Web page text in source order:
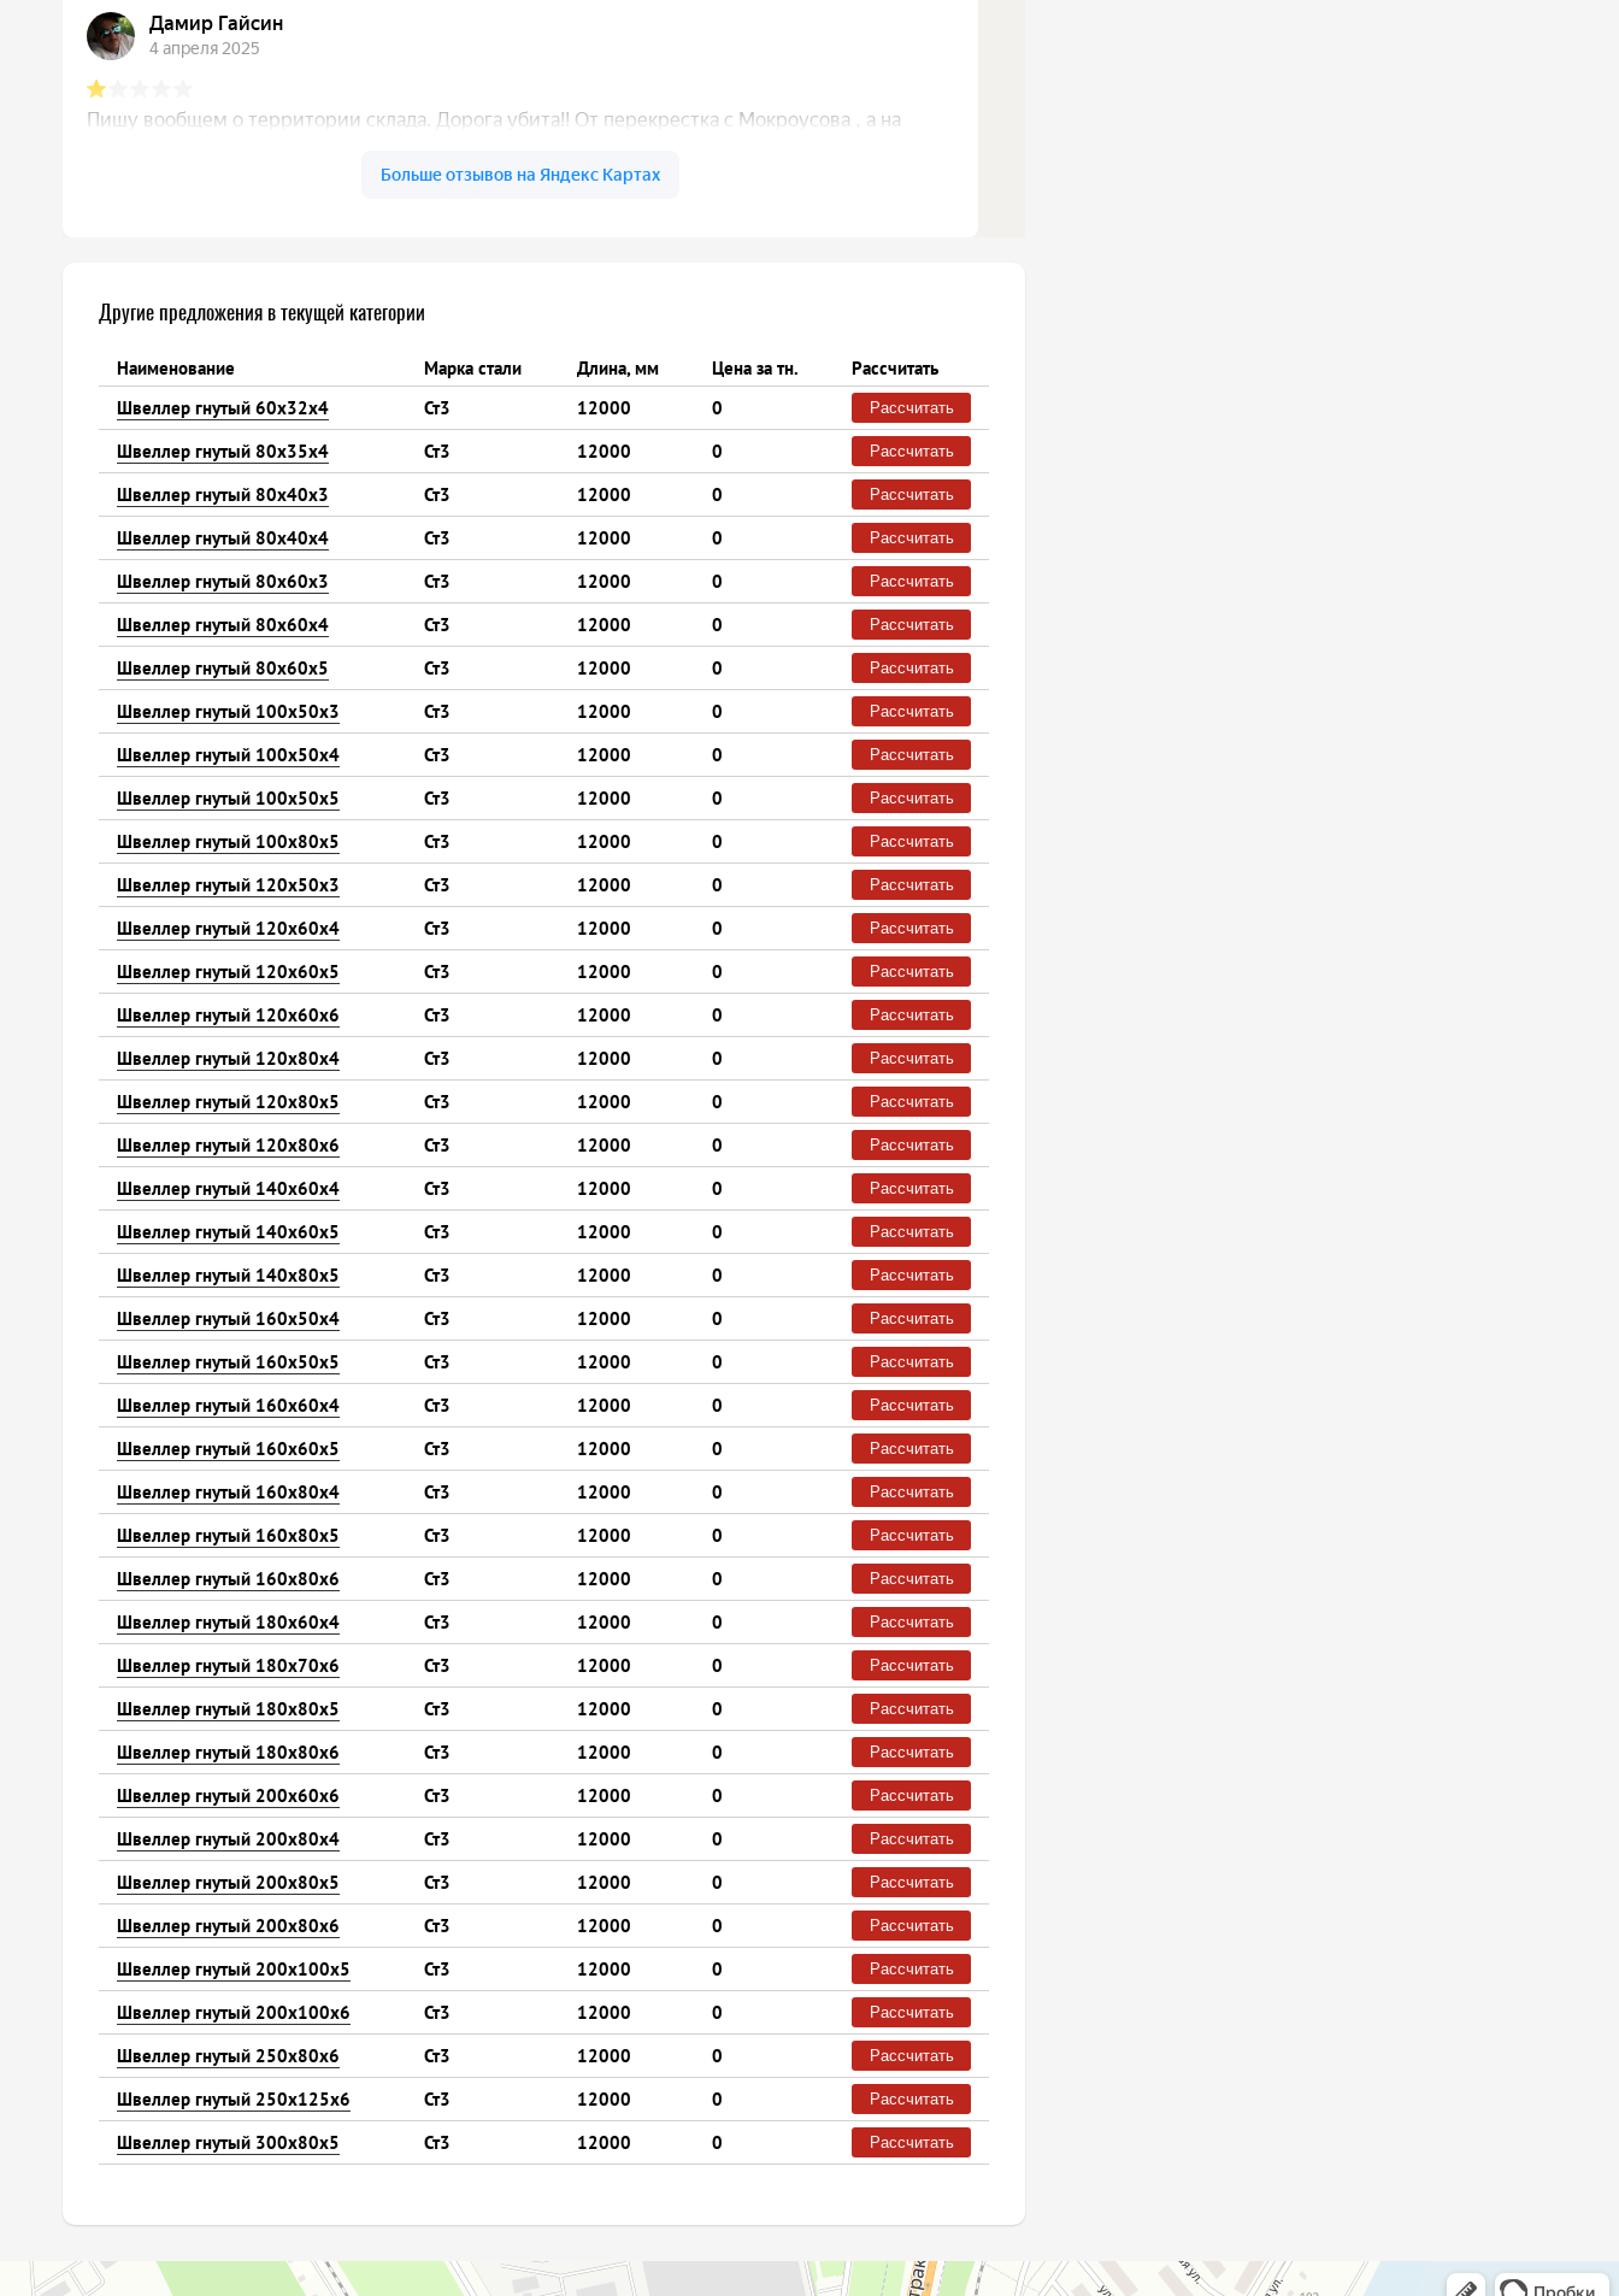
Другие предложения в текущей категории
Наименование Марка стали Длина, мм Цена за тн.
Рассчитать
Швеллер гнутый 60х32х4
Ст3 12000 0 Рассчитать
Швеллер гнутый 80х35х4 Ст3 12000 0 Рассчитать
Швеллер гнутый 80х40х3 Ст3 12000 0 Рассчитать
Швеллер гнутый 80х40х4 Ст3 12000 0 Рассчитать
Швеллер гнутый 80х60х3 Ст3 12000 0 Рассчитать
Швеллер гнутый 80х60х4 Ст3 12000 0 Рассчитать
Швеллер гнутый 80х60х5 Ст3 12000 0 Рассчитать
Швеллер гнутый 100х50х3 Ст3 12000 0 Рассчитать
Швеллер гнутый 100х50х4 Ст3 12000 0 Рассчитать
Швеллер гнутый 100х50х5 Ст3 12000 0 Рассчитать
Швеллер гнутый 100х80х5 Ст3 12000 0 Рассчитать
Швеллер гнутый 120х50х3 Ст3 12000 0 Рассчитать
Швеллер гнутый 120х60х4 Ст3 12000 0 Рассчитать
Швеллер гнутый 120х60х5 Ст3 12000 0 Рассчитать
Швеллер гнутый 120х60х6 Ст3 12000 0 Рассчитать
Швеллер гнутый 120х80х4 Ст3 12000 0 Рассчитать
Швеллер гнутый 120х80х5 Ст3 12000 0 Рассчитать
Швеллер гнутый 120х80х6 Ст3 12000 0 Рассчитать
Швеллер гнутый 140х60х4 Ст3 12000 0 Рассчитать
Швеллер гнутый 140х60х5 Ст3 12000 0 Рассчитать
Швеллер гнутый 140х80х5 Ст3 12000 0 Рассчитать
Швеллер гнутый 160х50х4 Ст3 12000 0 Рассчитать
Швеллер гнутый 160х50х5 Ст3 12000 0 Рассчитать
Швеллер гнутый 160х60х4 Ст3 12000 0 Рассчитать
Швеллер гнутый 160х60х5 Ст3 12000 0 Рассчитать
Швеллер гнутый 160х80х4 Ст3 12000 0 Рассчитать
Швеллер гнутый 160х80х5 Ст3 12000 0 Рассчитать
Швеллер гнутый 160х80х6 Ст3 12000 0 Рассчитать
Швеллер гнутый 180х60х4 Ст3 12000 0 Рассчитать
Швеллер гнутый 180х70х6 Ст3 12000 0 Рассчитать
Швеллер гнутый 180х80х5 Ст3 12000 0 Рассчитать
Швеллер гнутый 180х80х6 Ст3 12000 0 Рассчитать
Швеллер гнутый 200х60х6 Ст3 12000 0 Рассчитать
Швеллер гнутый 200х80х4 Ст3 12000 0 Рассчитать
Швеллер гнутый 200х80х5 Ст3 12000 0 Рассчитать
Швеллер гнутый 200х80х6 Ст3 12000 0 Рассчитать
Швеллер гнутый 200х100х5 Ст3 12000 0 Рассчитать
Швеллер гнутый 200х100х6 Ст3 12000 0 Рассчитать
Швеллер гнутый 250х80х6 Ст3 12000 0 Рассчитать
Швеллер гнутый 250х125х6 Ст3 12000 0 Рассчитать
Швеллер гнутый 300х80х5 Ст3 12000 0 Рассчитать